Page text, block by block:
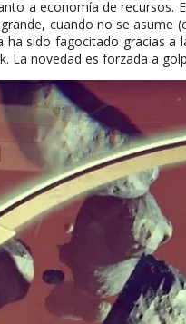
a economía de recursos.
cuando no se asume
ha sido fagocitado gracias
La novedad es forzada a